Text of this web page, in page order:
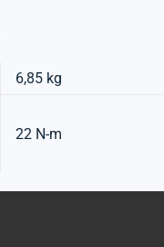
6,85 kg
22 N-m